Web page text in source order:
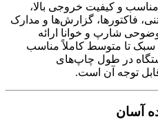
و کیفیت خروجی بالا،
فاکتورها، گزارش‌ها و مدارک
شارپ و خوانا ارائه
سبک تا متوسط کاملاً مناسب
در طول چاپ‌های
توجه آن است.
آسان